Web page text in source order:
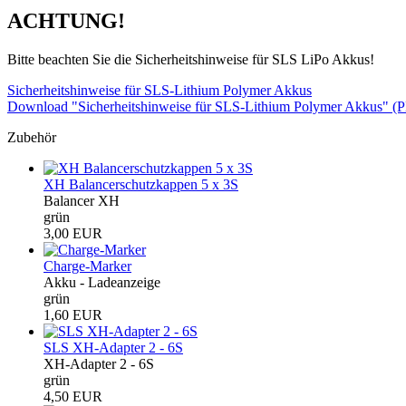
ACHTUNG!
Bitte beachten Sie die Sicherheitshinweise für SLS LiPo Akkus!
Sicherheitshinweise für SLS-Lithium Polymer Akkus
Download "Sicherheitshinweise für SLS-Lithium Polymer Akkus"
Zubehör
XH Balancerschutzkappen 5 x 3S
Balancer XH
grün
3,00 EUR
Charge-Marker
Akku - Ladeanzeige
grün
1,60 EUR
SLS XH-Adapter 2 - 6S
XH-Adapter 2 - 6S
grün
4,50 EUR